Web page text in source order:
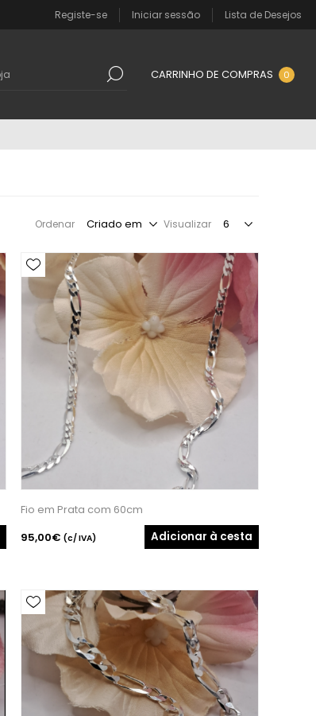
Registe-se Iniciar sessão Lista de Desejos
CARRINHO DE COMPRAS 0
Ordenar Visualizar
Fio em Prata com 60cm
95,00€(c/ IVA) Adicionar à cesta